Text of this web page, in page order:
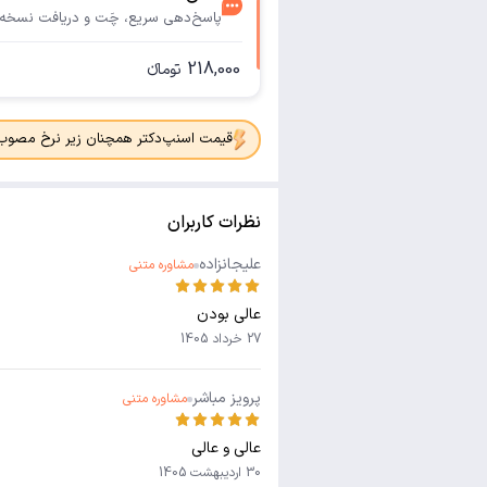
پاسخ‌دهی سریع، چَت و دریافت نسخه
218,000 تومانء
قیمت اسنپ‌دکتر همچنان زیر نرخ مصوب
نظرات کاربران
علیجانزاده مشاوره متنی
عالی بودن
27 خرداد 1405
پرویز مباشر مشاوره متنی
عالی و عالی
30 اردیبهشت 1405